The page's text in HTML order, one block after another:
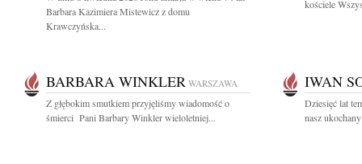
Barbara Kazimiera Mistewicz z domu
Krawczyńska...
kościele
BARBARA WINKLER WARSZAWA
Z głębokim smutkiem przyjęliśmy wiadomość o
śmierci Pani Barbary Winkler wieloletniej...
IWAN
Dziesięć lat
nasz